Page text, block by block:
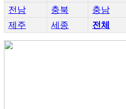
전남
충북
충남
제주
세종 전체